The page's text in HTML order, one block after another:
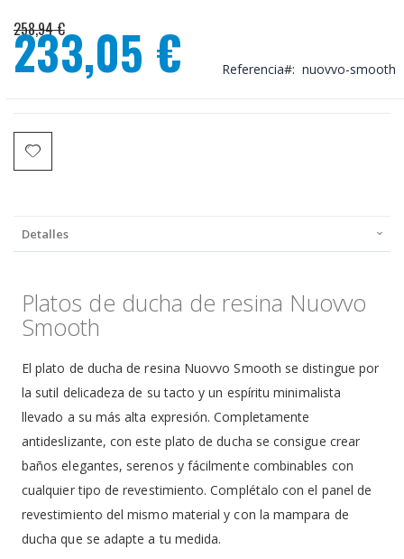
258,94 €
Precio
especial
233,05 € Referencia nuovvo-smooth
Detalles
Platos de ducha de resina Nuovvo
Smooth
El plato de ducha de resina Nuovvo Smooth se distingue por
la sutil delicadeza de su tacto y un espíritu minimalista
llevado a su más alta expresión. Completamente
antideslizante, con este plato de ducha se consigue crear
baños elegantes, serenos y fácilmente combinables con
cualquier tipo de revestimiento. Complétalo con el panel de
revestimiento del mismo material y con la mampara de
ducha que se adapte a tu medida.